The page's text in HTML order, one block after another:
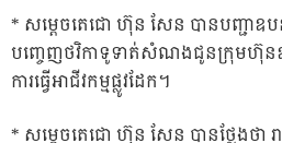
* សម្តេចតេជោ ហ៊ុន សែន បានបញ្ជាឧបន
បញ្ចេញថវិកាទូទាត់សំណងជូនក្រុមហ៊ុន
ការធ្វើអាជីវកម្មផ្លូវដែក។
* សម្តេចតេជោ ហ៊ុន សែន បានថ្លែងថា រ